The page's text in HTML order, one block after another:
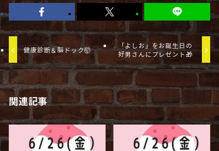
健康診断＆脳ドック🤯
「よしお」をお誕生日の
好男さんにプレゼント🎁
関連記事